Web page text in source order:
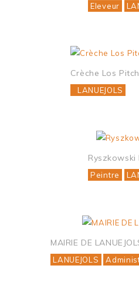
Eleveur
Crèche Los
LANUEJOLS
Ryszkowski
Peintre
MAIRIE DE
LANUEJOLS